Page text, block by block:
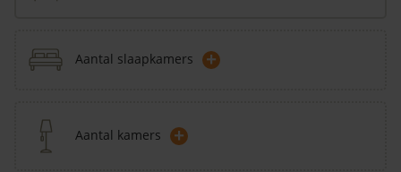
Aantal slaapkamers +
Aantal kamers +